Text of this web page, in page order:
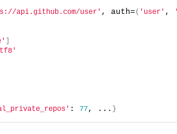
api.github.com/user' , auth= ( 'user' ,
: 77, ... }